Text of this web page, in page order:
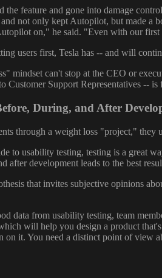
feature and gone into damage
not only kept Autopilot, but made
on," he said. "Even with our first
users first, Tesla has -- and will
mindset can't stop at the CEO or
Customer Support Representatives -- is
During, and After
through a weight loss "project,"
to usability testing, testing is a great
after development leads to the best
that invites subjective opinions
data from usability testing, team
will help you design a product
it. You need a distinct point of view